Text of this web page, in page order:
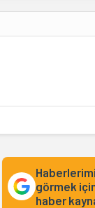
görmek
haber